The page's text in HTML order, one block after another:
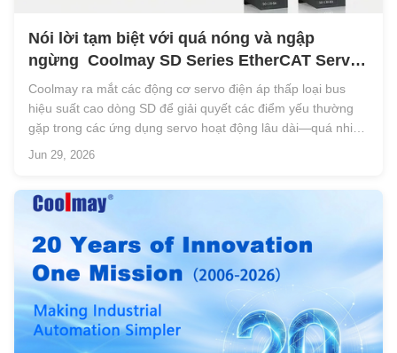
Nói lời tạm biệt với quá nóng và ngập
ngừng ️ Coolmay SD Series EtherCAT Servos
điện áp thấp
Coolmay ra mắt các động cơ servo điện áp thấp loại bus
hiệu suất cao dòng SD để giải quyết các điểm yếu thường
gặp trong các ứng dụng servo hoạt động lâu dài—quá nhiệt,
giật hình, điều chỉnh phức tạp và hư hỏng do quá tải—cung
loại thiết bị t...
Jun 29, 2026